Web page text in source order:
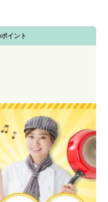
イント